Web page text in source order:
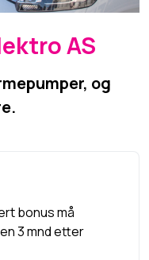
AS
og
bonus må
3 mnd etter